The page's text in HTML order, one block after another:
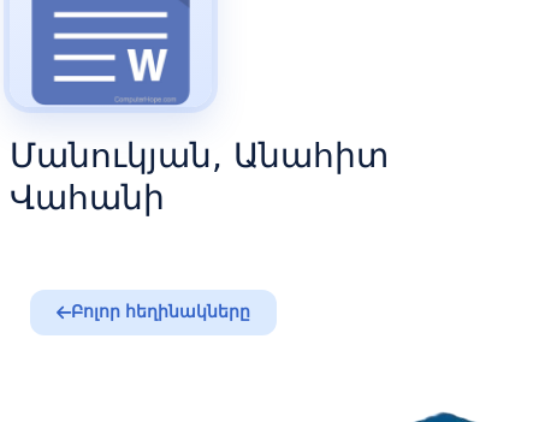
Մանուկյան, Անահիտ
Վահանի
Բոլոր հեղինակները